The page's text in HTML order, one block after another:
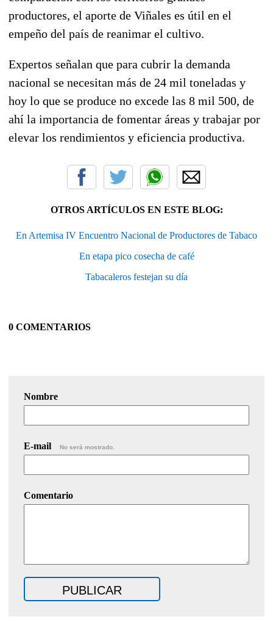
productores, el aporte de Viñales es útil en el
empeño del país de reanimar el cultivo.
Expertos señalan que para cubrir la demanda
nacional se necesitan más de 24 mil toneladas y
hoy lo que se produce no excede las 8 mil 500, de
ahí la importancia de fomentar áreas y trabajar por
elevar los rendimientos y eficiencia productiva.
OTROS ARTÍCULOS EN ESTE BLOG:
En Artemisa IV Encuentro Nacional de Productores de Tabaco
En etapa pico cosecha de café
Tabacaleros festejan su día
0 COMENTARIOS
Nombre
E-mail No será mostrado.
Comentario